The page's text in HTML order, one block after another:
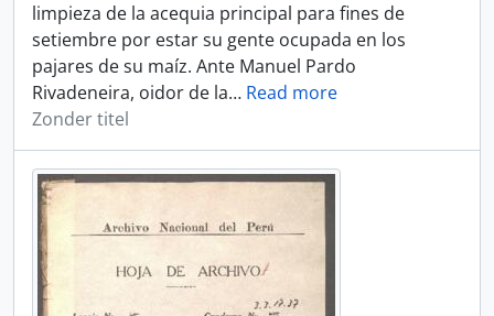
limpieza de la acequia principal para fines de
setiembre por estar su gente ocupada en los
pajares de su maíz. Ante Manuel Pardo
Rivadeneira, oidor de la… Read more
Zonder titel